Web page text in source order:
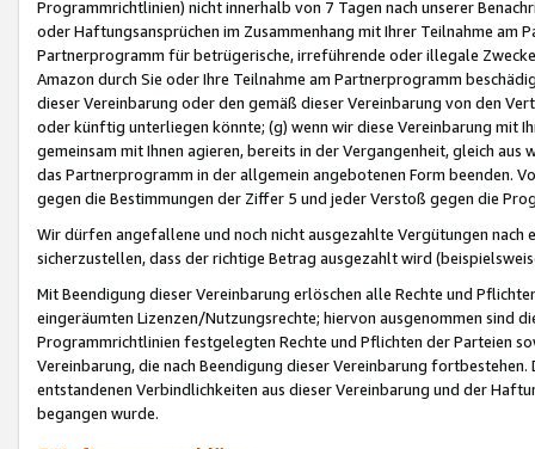
Programmrichtlinien) nicht innerhalb von 7 Tagen nach unserer
oder Haftungsansprüchen im Zusammenhang mit Ihrer Teilnahme am
Partnerprogramm für betrügerische, irreführende oder illegale
Amazon durch Sie oder Ihre Teilnahme am Partnerprogramm
dieser Vereinbarung oder den gemäß dieser Vereinbarung von den
oder künftig unterliegen könnte; (g) wenn wir diese Vereinbarung mit
gemeinsam mit Ihnen agieren, bereits in der Vergangenheit, gleich
das Partnerprogramm in der allgemein angebotenen Form beenden.
gegen die Bestimmungen der Ziffer 5 und jeder Verstoß gegen die
Wir dürfen angefallene und noch nicht ausgezahlte Vergütungen
sicherzustellen, dass der richtige Betrag ausgezahlt wird
Mit Beendigung dieser Vereinbarung erlöschen alle Rechte und
eingeräumten Lizenzen/Nutzungsrechte; hiervon ausgenommen sind
Programmrichtlinien festgelegten Rechte und Pflichten der Parteien
Vereinbarung, die nach Beendigung dieser Vereinbarung
entstandenen Verbindlichkeiten aus dieser Vereinbarung und der
begangen wurde.